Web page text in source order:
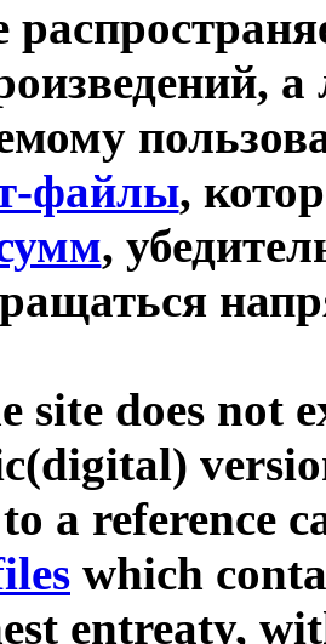
файлы,
,
site does not
to a reference
which
entreaty,